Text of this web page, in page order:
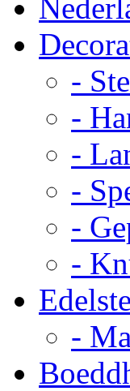
-
-
-
-
-
-
-